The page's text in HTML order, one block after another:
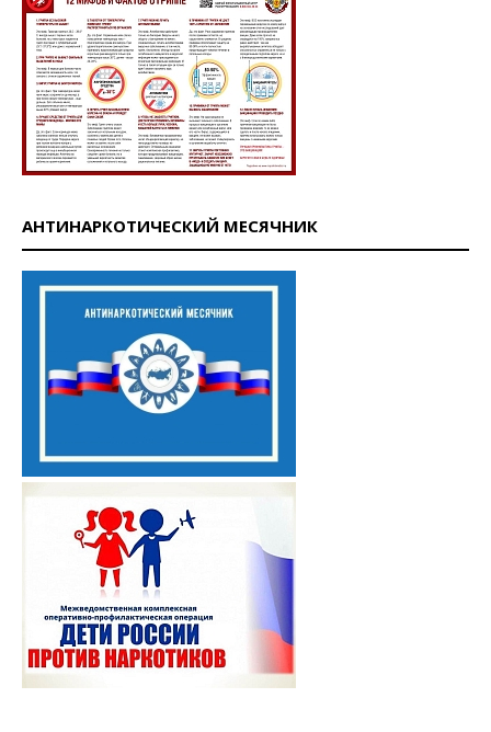
АНТИНАРКОТИЧЕСКИЙ МЕСЯЧНИК